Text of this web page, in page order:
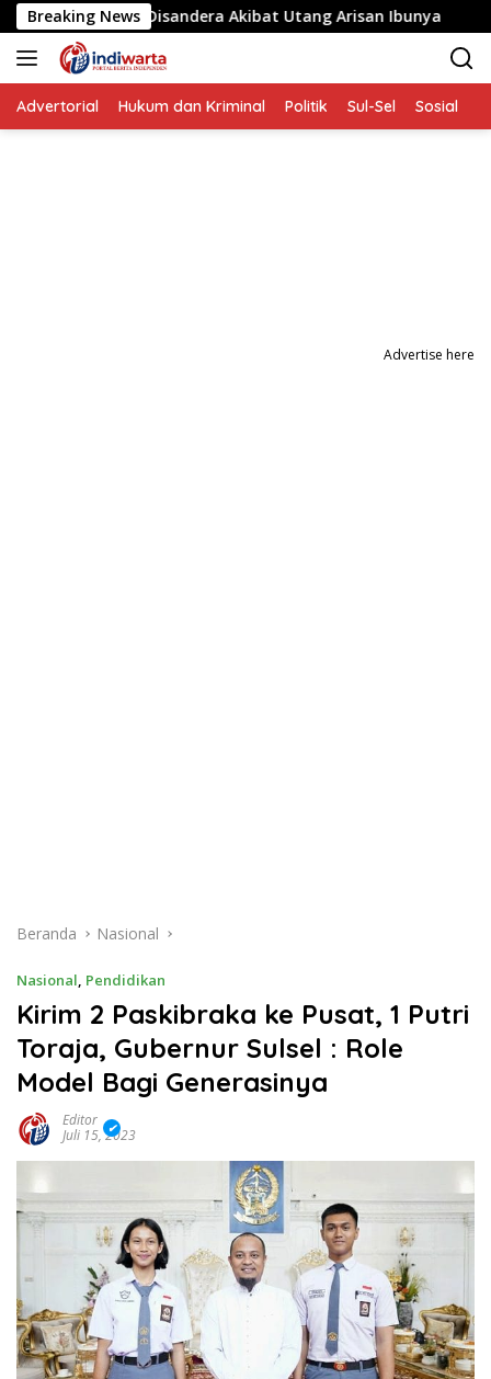
Langsung
ke
konten
Breaking News
yang Disandera Akibat Utang Arisan Ibunya Aksi
Advertorial Hukum dan Kriminal Politik Sul-Sel Sosial
Advertise here
Beranda Nasional
Nasional, Pendidikan
Kirim 2 Paskibraka ke Pusat, 1 Putri
Toraja, Gubernur Sulsel : Role
Model Bagi Generasinya
Editor
Juli 15, 2023